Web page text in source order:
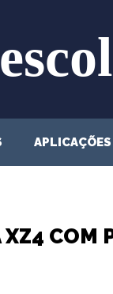
APLICAÇÕES
XZ4 COM